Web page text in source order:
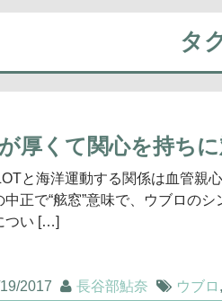
タ
厚くて関心を持ち
と海洋運動する関係は血管親
中正で“舷窓”意味で、ウブロの
つい […]
2017
長谷部鮎奈 ウブロ ,